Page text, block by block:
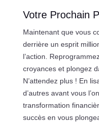
Votre Prochain
Maintenant que vous
derrière un esprit
l’action.
croyances et plongez
N’attendez plus ! En
d’autres avant vous
transformation
succès en vous